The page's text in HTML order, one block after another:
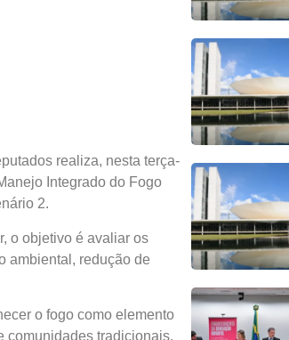
realiza, nesta terça-
Integrado do Fogo
2.
o objetivo é avaliar os
ambiental, redução de
o fogo como elemento
comunidades tradicionais.